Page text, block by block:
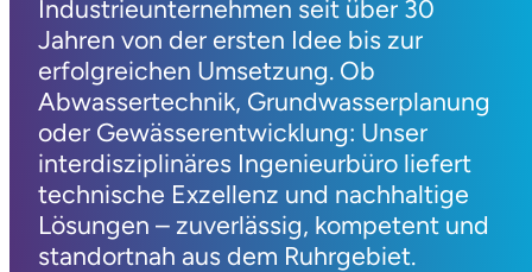
Industrieunternehmen seit über 30
Jahren von der ersten Idee bis zur
erfolgreichen Umsetzung. Ob
Abwassertechnik, Grundwasserplanung
oder Gewässerentwicklung: Unser
interdisziplinäres Ingenieurbüro liefert
technische Exzellenz und nachhaltige
Lösungen – zuverlässig, kompetent und
standortnah aus dem Ruhrgebiet.